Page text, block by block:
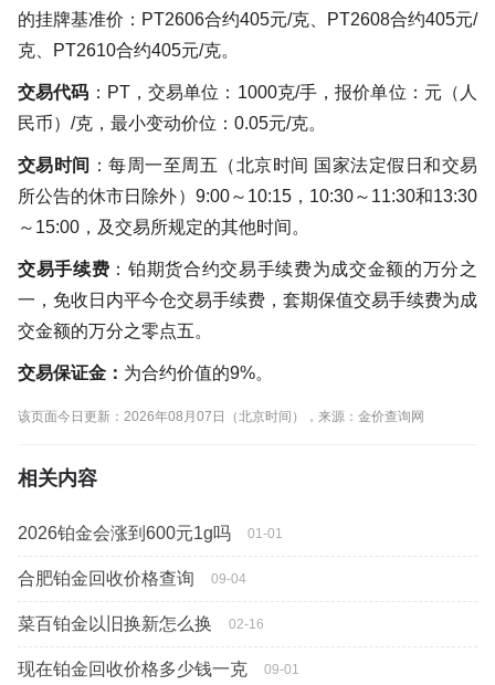
的挂牌基准价：PT2606合约405元/克、PT2608合约405元/
克、PT2610合约405元/克。
交易代码 ：PT，交易单位：1000克/手，报价单位：元（人
民币）/克，最小变动价位：0.05元/克。
交易时间 ：每周一至周五（北京时间 国家法定假日和交易
所公告的休市日除外）9:00～10:15，10:30～11:30和13:30
～15:00，及交易所规定的其他时间。
交易手续费 ：铂期货合约交易手续费为成交金额的万分之
一，免收日内平今仓交易手续费，套期保值交易手续费为成
交金额的万分之零点五。
交易保证金： 为合约价值的9%。
该页面今日更新：2026年08月07日（北京时间），来源：金价查询网
相关内容
2026铂金会涨到600元1g吗 01-01
合肥铂金回收价格查询 09-04
菜百铂金以旧换新怎么换 02-16
现在铂金回收价格多少钱一克 09-01